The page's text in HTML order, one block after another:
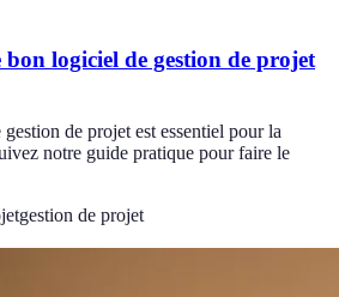
logiciel de gestion de projet
de projet est essentiel pour la
notre guide pratique pour faire le
gestion de projet